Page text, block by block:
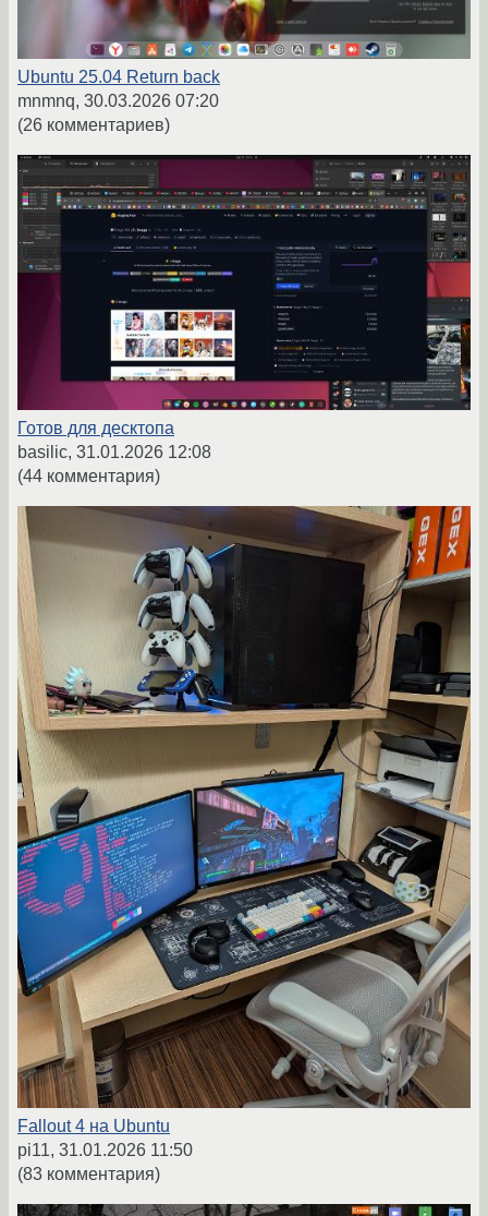
Ubuntu 25.04 Return back
mnmnq, 30.03.2026 07:20
(26 комментариев)
Готов для десктопа
basilic, 31.01.2026 12:08
(44 комментария)
Fallout 4 на Ubuntu
pi11, 31.01.2026 11:50
(83 комментария)